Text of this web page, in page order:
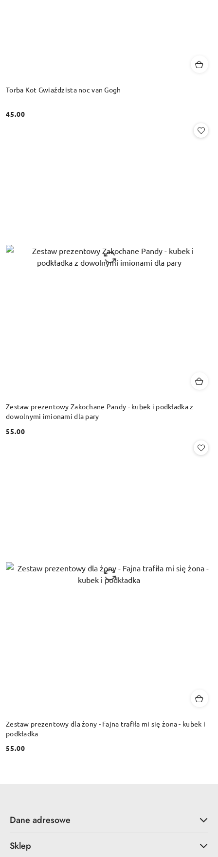
Torba Kot Gwiaździsta noc van Gogh
Cena:
45.00
Zestaw prezentowy Zakochane Pandy - kubek i podkładka z
dowolnymi imionami dla pary
Cena:
55.00
Zestaw prezentowy dla żony - Fajna trafiła mi się żona - kubek i
podkładka
Cena:
55.00
Dane adresowe
Sklep